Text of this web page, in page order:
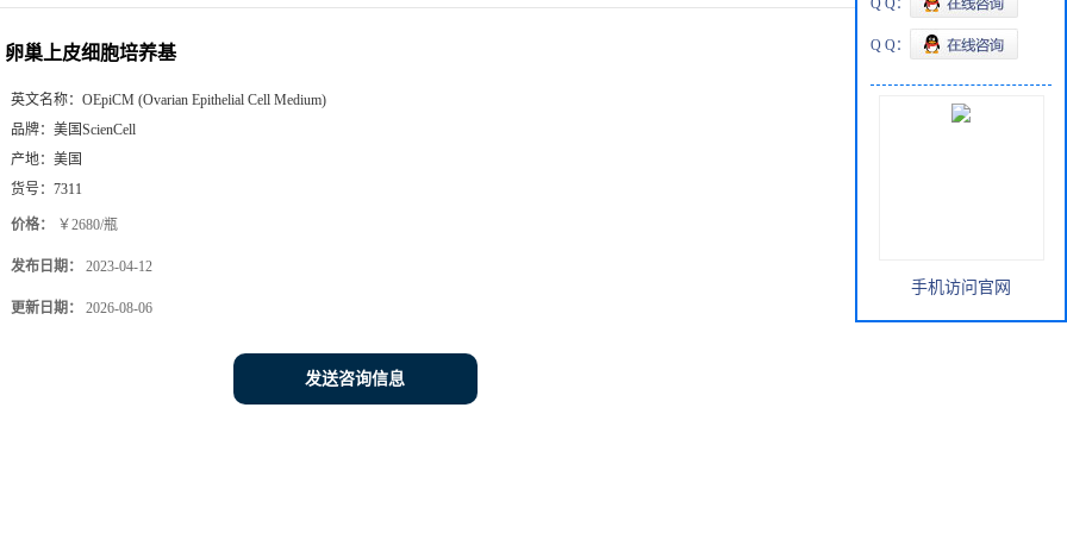
卵巢上皮细胞培养基
英文名称： OEpiCM (Ovarian Epithelial Cell Medium)
品牌： 美国ScienCell
产地： 美国
货号： 7311
价格： ￥2680/瓶
发布日期： 2023-04-12
更新日期： 2026-08-06
发送咨询信息
Q Q：
Q Q：
手机访问官网